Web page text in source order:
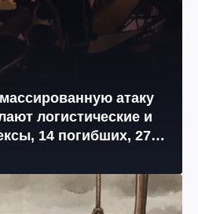
атаку
логистические и
14 погибших, 27